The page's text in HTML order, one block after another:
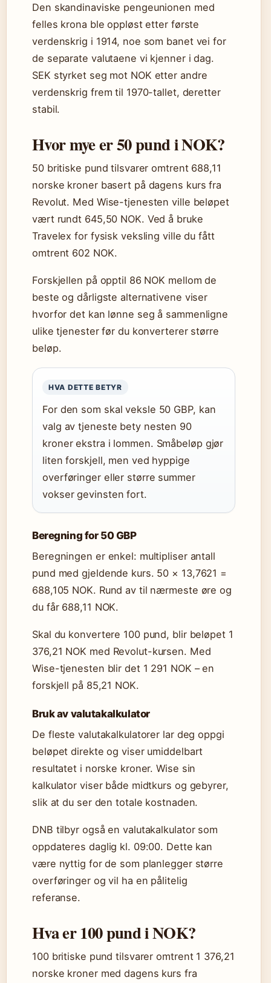
Den skandinaviske pengeunionen med
felles krona ble oppløst etter første
verdenskrig i 1914, noe som banet vei for
de separate valutaene vi kjenner i dag.
SEK styrket seg mot NOK etter andre
verdenskrig frem til 1970-tallet, deretter
stabil.
Hvor mye er 50 pund i NOK?
50 britiske pund tilsvarer omtrent 688,11
norske kroner basert på dagens kurs fra
Revolut. Med Wise-tjenesten ville beløpet
vært rundt 645,50 NOK. Ved å bruke
Travelex for fysisk veksling ville du fått
omtrent 602 NOK.
Forskjellen på opptil 86 NOK mellom de
beste og dårligste alternativene viser
hvorfor det kan lønne seg å sammenligne
ulike tjenester før du konverterer større
beløp.
HVA DETTE BETYR
For den som skal veksle 50 GBP, kan
valg av tjeneste bety nesten 90
kroner ekstra i lommen. Småbeløp gjør
liten forskjell, men ved hyppige
overføringer eller større summer
vokser gevinsten fort.
Beregning for 50 GBP
Beregningen er enkel: multipliser antall
pund med gjeldende kurs. 50 × 13,7621 =
688,105 NOK. Rund av til nærmeste øre og
du får 688,11 NOK.
Skal du konvertere 100 pund, blir beløpet 1
376,21 NOK med Revolut-kursen. Med
Wise-tjenesten blir det 1 291 NOK – en
forskjell på 85,21 NOK.
Bruk av valutakalkulator
De fleste valutakalkulatorer lar deg oppgi
beløpet direkte og viser umiddelbart
resultatet i norske kroner. Wise sin
kalkulator viser både midtkurs og gebyrer,
slik at du ser den totale kostnaden.
DNB tilbyr også en valutakalkulator som
oppdateres daglig kl. 09:00. Dette kan
være nyttig for de som planlegger større
overføringer og vil ha en pålitelig
referanse.
Hva er 100 pund i NOK?
100 britiske pund tilsvarer omtrent 1 376,21
norske kroner med dagens kurs fra